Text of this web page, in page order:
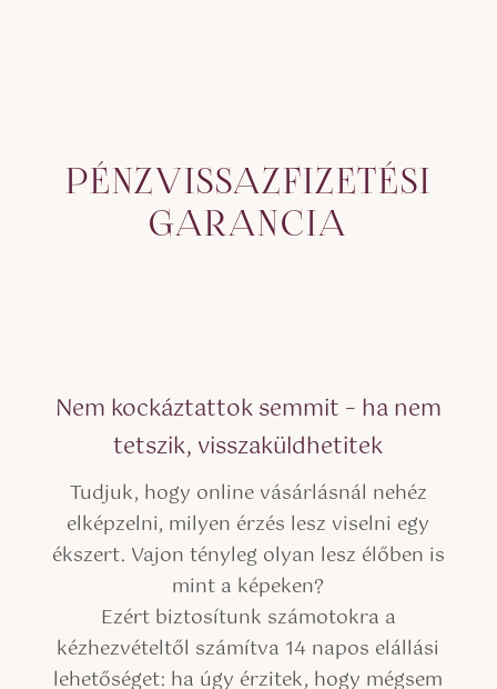
PÉNZVISSAZFIZETÉSI
GARANCIA
Nem kockáztattok semmit – ha nem
tetszik, visszaküldhetitek
Tudjuk, hogy online vásárlásnál nehéz
elképzelni, milyen érzés lesz viselni egy
ékszert. Vajon tényleg olyan lesz élőben is
mint a képeken?
Ezért biztosítunk számotokra a
kézhezvételtől számítva 14 napos elállási
lehetőséget: ha úgy érzitek, hogy mégsem